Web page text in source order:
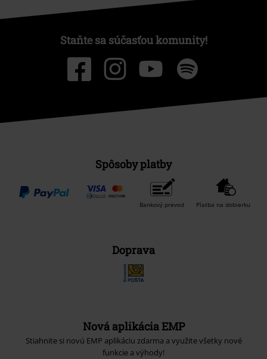
Staňte sa súčasťou komunity!
Spôsoby platby
Bankový prevod Platba na dobierku
Doprava
Nová aplikácia EMP
Stiahnite si novú EMP aplikáciu zdarma a využite všetky nové
funkcie a výhody!